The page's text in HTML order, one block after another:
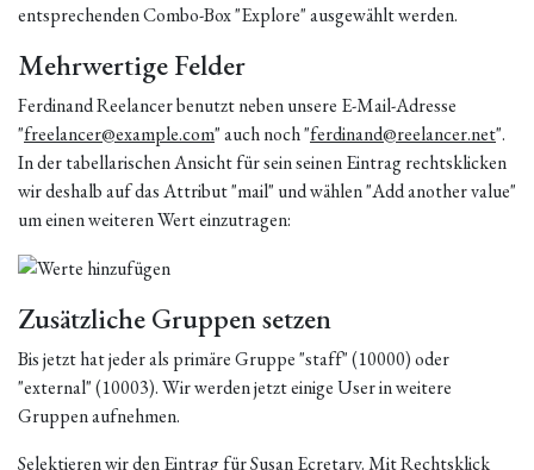
entsprechenden Combo-Box "Explore" ausgewählt werden.
Mehrwertige Felder
Ferdinand Reelancer benutzt neben unsere E-Mail-Adresse
"freelancer@example.com" auch noch "ferdinand@reelancer.net".
In der tabellarischen Ansicht für sein seinen Eintrag rechtsklicken
wir deshalb auf das Attribut "mail" und wählen "Add another value"
um einen weiteren Wert einzutragen:
Zusätzliche Gruppen setzen
Bis jetzt hat jeder als primäre Gruppe "staff" (10000) oder
"external" (10003). Wir werden jetzt einige User in weitere
Gruppen aufnehmen.
Selektieren wir den Eintrag für Susan Ecretary. Mit Rechtsklick